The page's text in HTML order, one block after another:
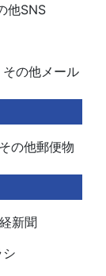
他SNS
その他メール
その他郵便物
新聞